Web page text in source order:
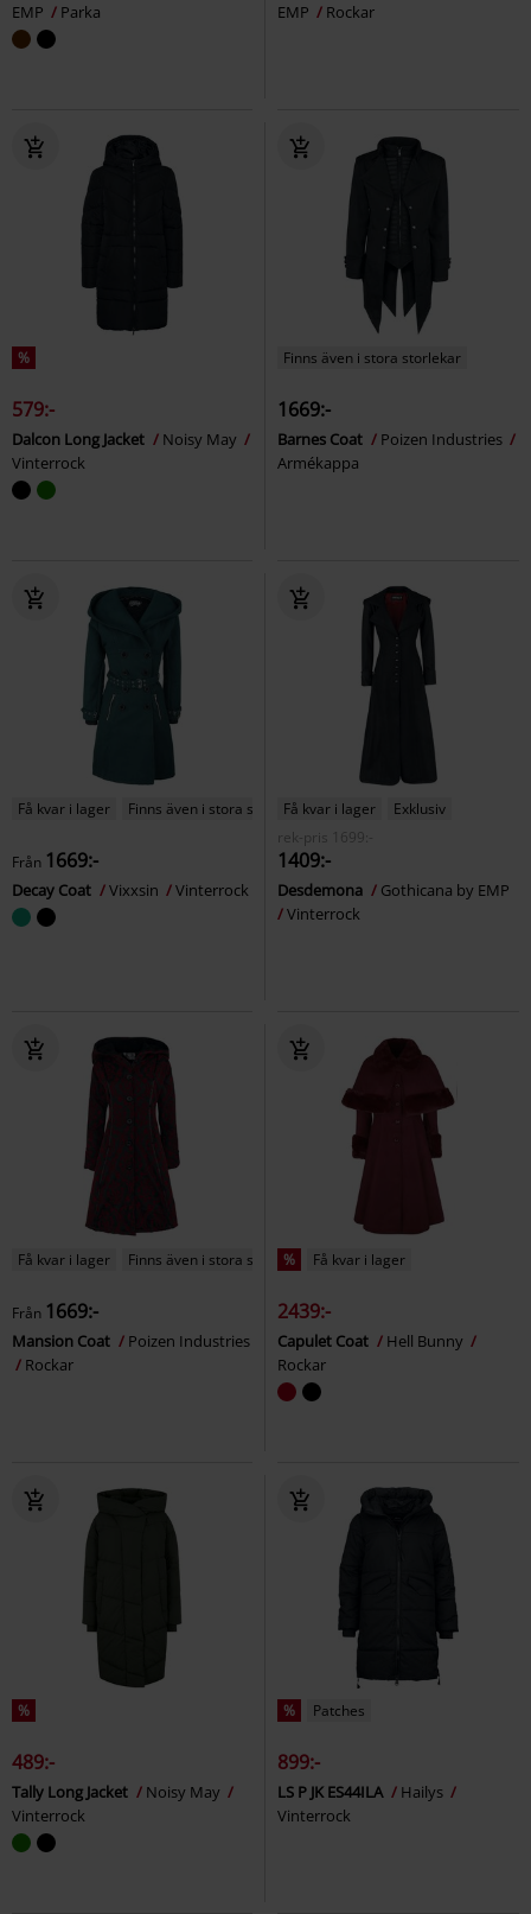
EMP
Parka
EMP
Rockar
%
579:-
Dalcon Long Jacket
Noisy May
Vinterrock
Finns även i stora storlekar
1669:-
Barnes Coat
Poizen Industries
Armékappa
Få kvar i lager Finns även i stora storlekar
Från 1669:-
Decay Coat Vixxsin Vinterrock
Få kvar i lager
Exklusiv
rek-pris
1699:-
1409:-
Desdemona
Gothicana by EMP
Vinterrock
Få kvar i lager Finns även i stora storlekar
Från 1669:-
Mansion Coat
Poizen Industries
Rockar
% Få kvar i lager
2439:-
Capulet Coat
Hell Bunny
Rockar
%
489:-
Tally Long Jacket
Noisy May
Vinterrock
% Patches
899:-
LS P JK ES44ILA
Hailys
Vinterrock